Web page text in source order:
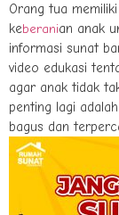
Orang tua
keberanian anak
informasi sunat
video edukasi
agar anak tidak
penting lagi
bagus dan